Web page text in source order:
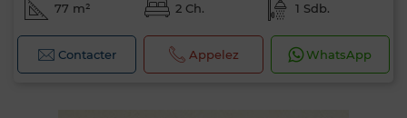
77 m² 2 Ch. 1 Sdb.
Contacter Appelez WhatsApp